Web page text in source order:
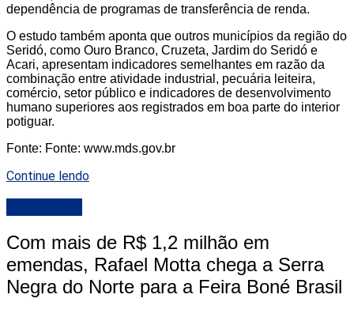
dependência de programas de transferência de renda.
O estudo também aponta que outros municípios da região do
Seridó, como Ouro Branco, Cruzeta, Jardim do Seridó e
Acari, apresentam indicadores semelhantes em razão da
combinação entre atividade industrial, pecuária leiteira,
comércio, setor público e indicadores de desenvolvimento
humano superiores aos registrados em boa parte do interior
potiguar.
Fonte: Fonte: www.mds.gov.br
Continue lendo
Com mais de R$ 1,2 milhão em
emendas, Rafael Motta chega a Serra
Negra do Norte para a Feira Boné Brasil